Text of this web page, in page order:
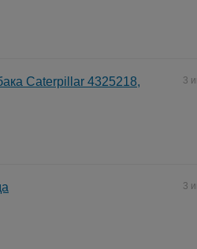
3
Caterpillar 4325218,
3